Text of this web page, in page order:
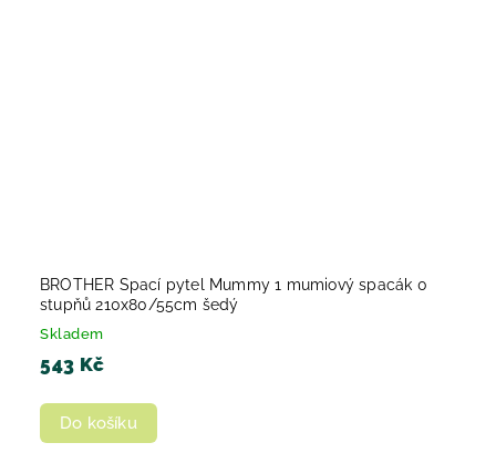
BROTHER Spací pytel Mummy 1 mumiový spacák 0
stupňů 210x80/55cm šedý
Skladem
543 Kč
Do košíku